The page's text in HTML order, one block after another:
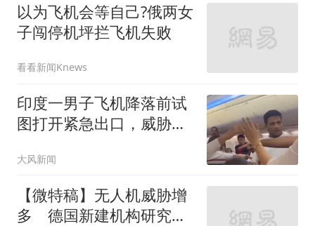
以为飞机会等自己?俄两女
子闯停机坪拦飞机失败
看看新闻Knews
印度一男子飞机降落前试
图打开紧急出口，威胁乘
窗户面板，机上人员合力
将其制伏
大风新闻
【微特稿】无人机威胁增
多 德国新建机构研究应